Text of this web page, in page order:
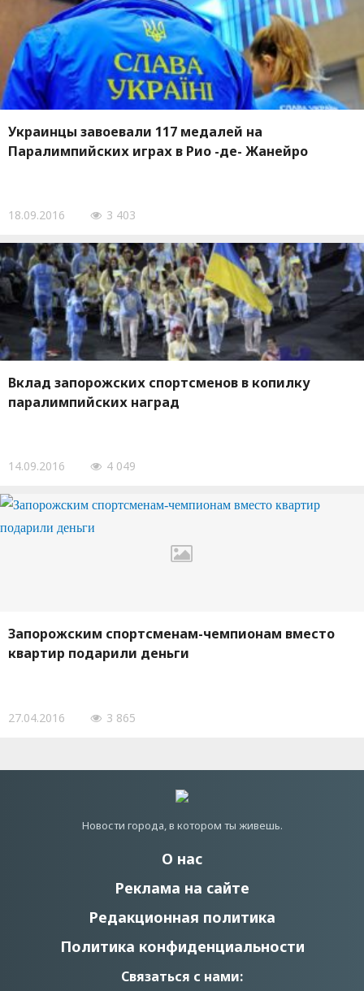
Украинцы завоевали 117 медалей на
Паралимпийских играх в Рио -де- Жанейро
18.09.2016 3 403
Вклад запорожских спортсменов в копилку
паралимпийских наград
14.09.2016 4 049
Запорожским спортсменам-чемпионам вместо
квартир подарили деньги
27.04.2016 3 865
Новости города, в котором ты живешь.
О нас
Реклама на сайте
Редакционная политика
Политика конфиденциальности
Связаться с нами: